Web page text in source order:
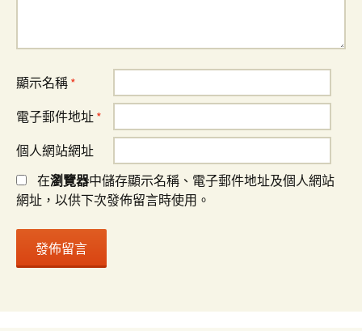
顯示名稱 *
電子郵件地址 *
個人網站網址
在瀏覽器中儲存顯示名稱、電子郵件地址及個人網站
網址，以供下次發佈留言時使用。